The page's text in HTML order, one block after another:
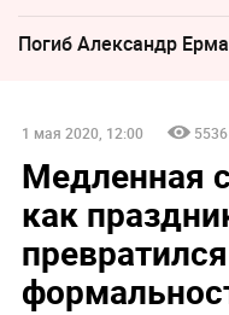
Погиб Александр
1 мая 2020, 12:00 5536
Медленная
как